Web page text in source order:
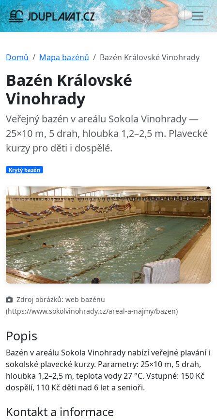
Domů Mapa bazénů Bazén Královské Vinohrady
Bazén Královské
Vinohrady
Veřejný bazén v areálu Sokola Vinohrady —
25×10 m, 5 drah, hloubka 1,2–2,5 m. Plavecké
kurzy pro děti i dospělé.
Krytý bazén
Zdroj obrázků: web bazénu
(https://www.sokolvinohrady.cz/areal-a-najmy/bazen)
Popis
Bazén v areálu Sokola Vinohrady nabízí veřejné plavání i
sokolské plavecké kurzy. Parametry: 25×10 m, 5 drah,
hloubka 1,2–2,5 m, teplota vody 27 °C. Vstupné: 150 Kč
dospělí, 110 Kč děti nad 6 let a senioři.
Kontakt a informace